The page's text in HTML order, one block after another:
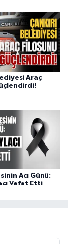
Araç
Acı Günü:
Vefat Etti